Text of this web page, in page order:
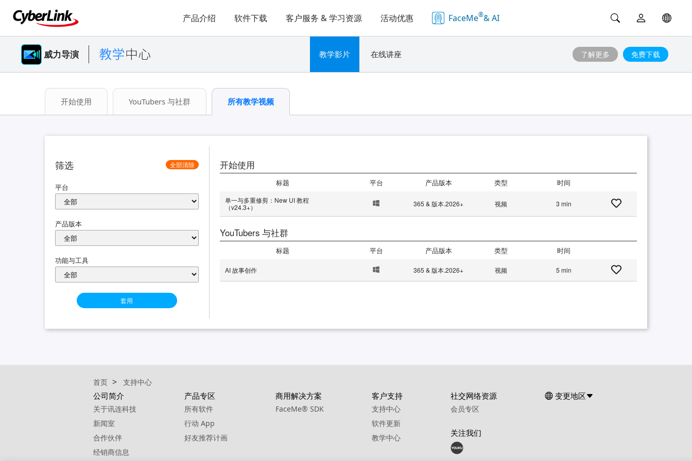
产品介绍 软件下载 客户服务 & 学习资源 活动优惠 FaceMe®& AI
威力导演 教学影片 在线讲座 了解更多 免费下载
开始使用 YouTubers 与社群 所有教学视频
筛选 全部清除
平台
产品版本
功能与工具
套用
开始使用
标题 平台 产品版本 类型 时间
单一与多重修剪：New UI 教程
（v24.3+）
365 & 版本.2026+ 视频 3 min
YouTubers 与社群
标题 平台 产品版本 类型 时间
AI 故事创作 365 & 版本.2026+ 视频 5 min
首页 支持中心
公司简介
关于讯连科技
新闻室
合作伙伴
经销商信息
产品专区
所有软件
行动 App
好友推荐计画
商用解决方案
FaceMe® SDK
客户支持
支持中心
软件更新
教学中心
社交网络资源
会员专区
关注我们
变更地区